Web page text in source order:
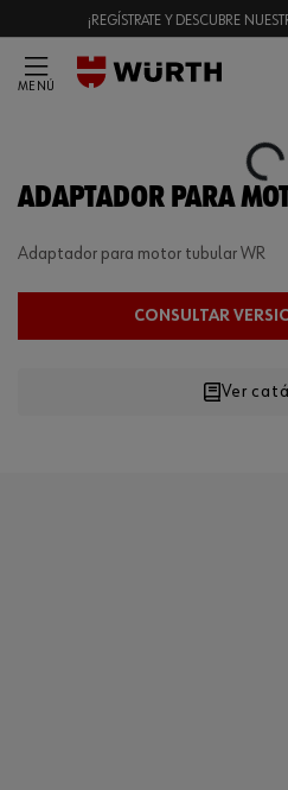
¡REGÍSTRATE Y DESCUBRE
MENÚ
Loading...
ADAPTADOR PARA
Adaptador para motor tubular WR
CONSULTAR
Ver